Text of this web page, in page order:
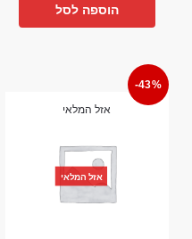
הוספה לסל
-43%
אזל המלאי
אזל המלאי